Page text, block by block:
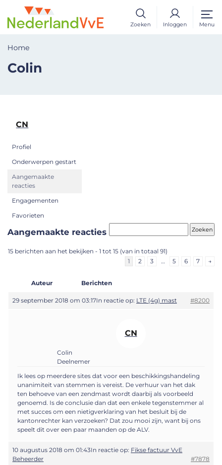
Zoeken Inloggen Menu
Home
Colin
CN
Profiel
Onderwerpen gestart
Aangemaakte
reacties
Engagementen
Favorieten
Aangemaakte reacties
15 berichten aan het bekijken - 1 tot 15 (van in totaal 91)
1
2 3 … 5 6 7 →
Auteur Berichten
29 september 2018 om 03:17In reactie op: LTE (4g) mast #8200
CN
Colin
Deelnemer
Ik lees op meerdere sites dat voor een beschikkingshandeling
unanimiteit van stemmen is vereist. De verhuur van het dak
ten behoeve van een zendmast wordt daarbij als voorbeeld
genoemd. Is de conclusie dan dat een enkele tegenstemmer al
met succes om een nietigverklaring van het besluit bij de
kantonrechter kan verzoeken? Dat zou mooi zijn, want bij ons
speelt dit over een paar maanden op de ALV.
10 augustus 2018 om 01:43In reactie op: Fikse factuur VvE
Beheerder
#7878